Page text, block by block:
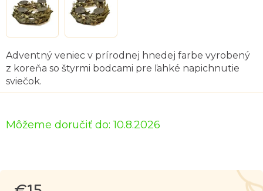
Môžeme doručiť do: 10.8.2026
Adventný veniec v prírodnej hnedej farbe vyrobený
z koreňa so štyrmi bodcami pre ľahké napichnutie
sviečok.